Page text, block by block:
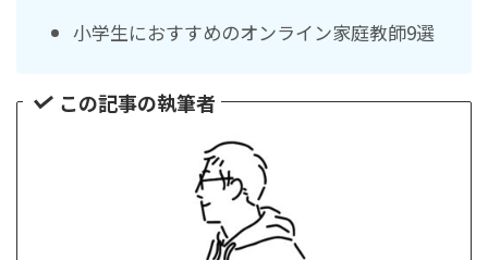
小学生におすすめのオンライン家庭教師9選
この記事の執筆者